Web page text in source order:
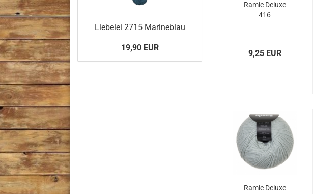
Ramie Deluxe
416
9,25 EUR
Ramie Deluxe
Liebelei 2715 Marineblau
19,90 EUR